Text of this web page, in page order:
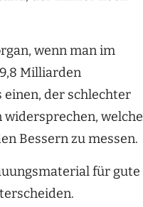
wenn man im
Milliarden
einen, der schlechter
widersprechen, welche
Bessern zu messen.
für gute